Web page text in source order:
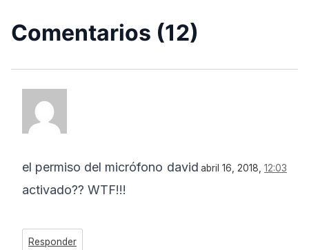
Comentarios (12)
david abril 16, 2018, 12:03
el permiso del micrófono
activado?? WTF!!!
Responder